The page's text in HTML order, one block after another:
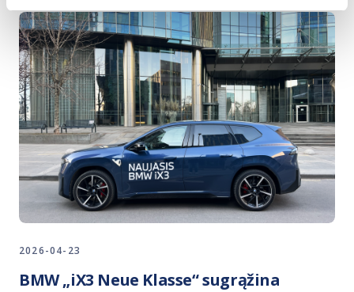
2026-04-23
BMW „iX3 Neue Klasse“ sugrąžina